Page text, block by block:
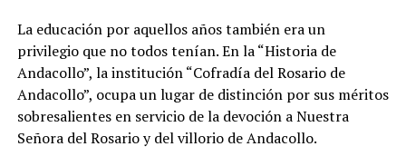
La educación por aquellos años también era un
privilegio que no todos tenían. En la “Historia de
Andacollo”, la institución “Cofradía del Rosario de
Andacollo”, ocupa un lugar de distinción por sus méritos
sobresalientes en servicio de la devoción a Nuestra
Señora del Rosario y del villorio de Andacollo.